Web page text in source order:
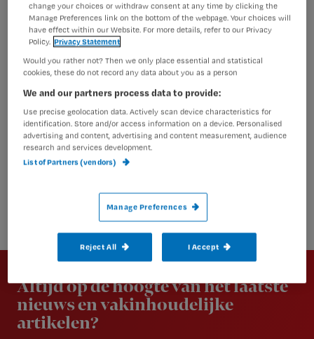
Newsletter
Altijd op de hoogte van het laatste
nieuws en vakinhoudelijke
artikelen?
change your choices or withdraw consent at any time by clicking the
Manage Preferences link on the bottom of the webpage. Your choices will
have effect within our Website. For more details, refer to our Privacy
Policy. Privacy Statement
Would you rather not? Then we only place essential and statistical
cookies, these do not record any data about you as a person
We and our partners process data to provide:
Use precise geolocation data. Actively scan device characteristics for
identification. Store and/or access information on a device. Personalised
advertising and content, advertising and content measurement, audience
research and services development.
List of Partners (vendors)
Manage Preferences
Reject All I Accept